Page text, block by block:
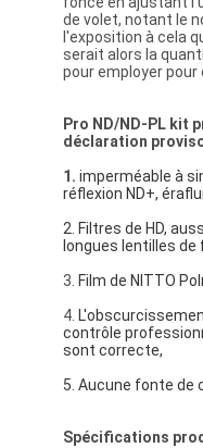
de volet, notant le
l'exposition à cela
serait alors la
pour employer
Pro ND/ND-PL kit
déclaration
1. imperméable à
réflexion ND+,
2. Filtres de HD,
longues lentilles de
3. Film de NITTO
4.
contrôle
sont correcte,
5. Aucune fonte de
Spécifications